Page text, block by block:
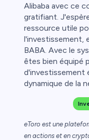
Alibaba avec ce
gratifiant.
ressource utile
l'investissement,
BABA. Avec le
êtes bien équipé
d'investissement
dynamique de la
eToro est une
en actions et en